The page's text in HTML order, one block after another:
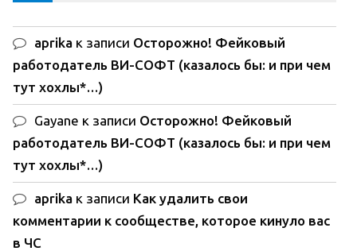
aprika к записи Осторожно! Фейковый
работодатель ВИ-СОФТ (казалось бы: и при чем
тут хохлы*…)
Gayane к записи Осторожно! Фейковый
работодатель ВИ-СОФТ (казалось бы: и при чем
тут хохлы*…)
aprika к записи Как удалить свои
комментарии к сообществе, которое кинуло вас
в ЧС